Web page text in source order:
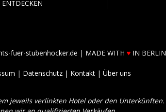
ENTDECKEN
fuer-stubenhocker.de | MADE WITH ♥ IN BERLIN
| Datenschutz| Kontakt| Über uns
jeweils verlinkten Hotel oder den Unterkünften.